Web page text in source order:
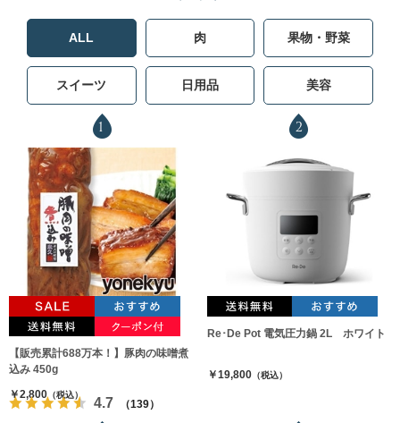
ALL 肉 果物・野菜
スイーツ 日用品 美容
1
【販売累計688万本！】豚肉の味噌煮
込み 450g
4.7 （139）
￥2,800（税込）
2
Re･De Pot 電気圧力鍋 2L ホワイト
￥19,800（税込）